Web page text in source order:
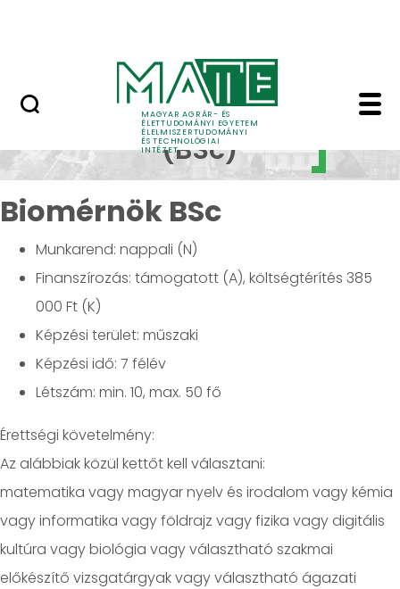
MAGYAR AGRÁR- ÉS
ÉLETTUDOMÁNYI EGYETEM
ÉLELMISZERTUDOMÁNYI
ÉS TECHNOLÓGIAI
INTÉZET
Alapképzések -
Alapképzések
(BSc)
Biomérnök BSc
Munkarend: nappali (N)
Finanszírozás: támogatott (A), költségtérítés 385
000 Ft (K)
Képzési terület: műszaki
Képzési idő: 7 félév
Létszám: min. 10, max. 50 fő
Érettségi követelmény:
Az alábbiak közül kettőt kell választani:
matematika vagy magyar nyelv és irodalom vagy kémia
vagy informatika vagy földrajz vagy fizika vagy digitális
kultúra vagy biológia vagy választható szakmai
előkészítő vizsgatárgyak vagy választható ágazati